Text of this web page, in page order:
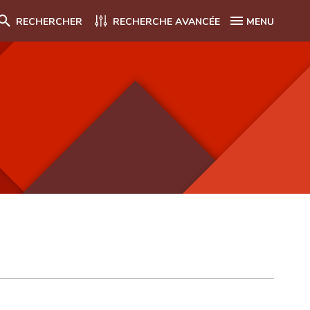
RECHERCHER RECHERCHE AVANCÉE MENU